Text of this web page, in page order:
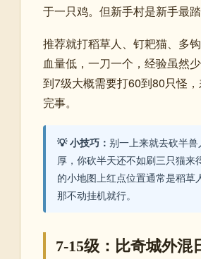
于一只鸡。但新手村是新手最踏
推荐就打稻草人、钉耙猫、多
血量低，一刀一个，经验虽然
到7级大概需要打60到80只怪
完事。
💡 小技巧： 别一上来就去砍半兽
厚，你砍半天还不如刷三只猫来
的小地图上红点位置通常是稻草
那不动挂机就行。
7-15级：比奇城外混